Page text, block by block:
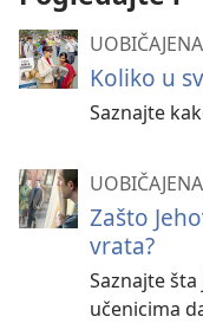
Koliko u
Saznajte
Zašto
vrata?
Saznajte
učenicima